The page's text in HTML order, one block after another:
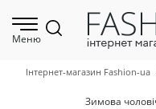
Меню
Інтернет-магазин Fashion-ua
Зимова